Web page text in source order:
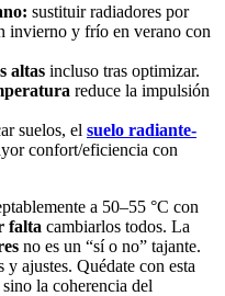
sustituir radiadores por
invierno y frío en verano con
altas incluso tras optimizar.
reduce la impulsión
suelos, el suelo radiante-
confort/eficiencia con
a 50–55 °C con
falta cambiarlos todos. La
no es un “sí o no” tajante.
ajustes. Quédate con esta
la coherencia del